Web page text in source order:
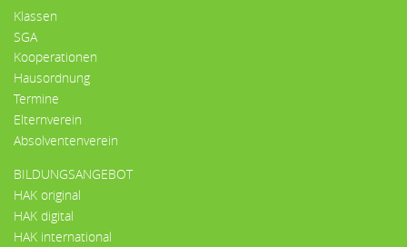
Klassen
SGA
Kooperationen
Hausordnung
Termine
Elternverein
Absolventenverein
BILDUNGSANGEBOT
HAK original
HAK digital
HAK international